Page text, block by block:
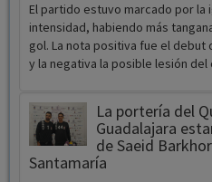
El partido estuvo marcado por la
intensidad, habiendo más
gol. La nota positiva fue el debut
y la negativa la posible lesión del
La portería del
Guadalajara
de Saeid
Santamaría